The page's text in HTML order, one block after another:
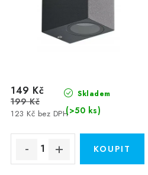
o
d
k
t
ů
Skladem
(>50 ks)
123 Kč bez DPH
149 Kč
199 Kč